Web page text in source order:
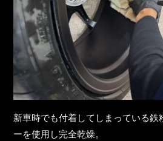
新車時でも付着してしまっている鉄
ーを使用し完全乾燥。